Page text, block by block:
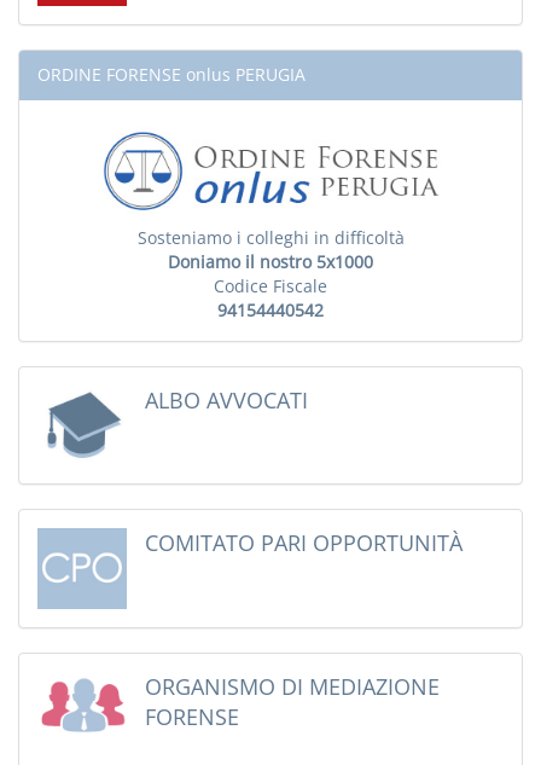
ORDINE FORENSE onlus PERUGIA
Sosteniamo i colleghi in difficoltà
Doniamo il nostro 5x1000
Codice Fiscale
94154440542
ALBO AVVOCATI
COMITATO PARI OPPORTUNITÀ
ORGANISMO DI MEDIAZIONE
FORENSE